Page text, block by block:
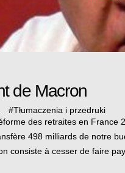
de Macron
#Tłumaczenia i przedruki
des retraites en France
498 milliards de notre
consiste à cesser de faire